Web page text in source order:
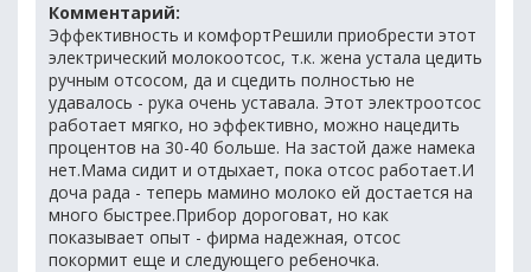
Комментарий:
Эффективность и комфортРешили приобрести этот
электрический молокоотсос, т.к. жена устала цедить
ручным отсосом, да и сцедить полностью не
удавалось - рука очень уставала. Этот электроотсос
работает мягко, но эффективно, можно нацедить
процентов на 30-40 больше. На застой даже намека
нет.Мама сидит и отдыхает, пока отсос работает.И
доча рада - теперь мамино молоко ей достается на
много быстрее.Прибор дороговат, но как
показывает опыт - фирма надежная, отсос
покормит еще и следующего ребеночка.